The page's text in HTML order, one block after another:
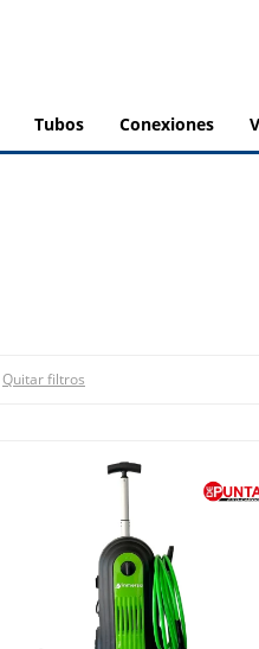
tubos conexiones
Quitar filtros